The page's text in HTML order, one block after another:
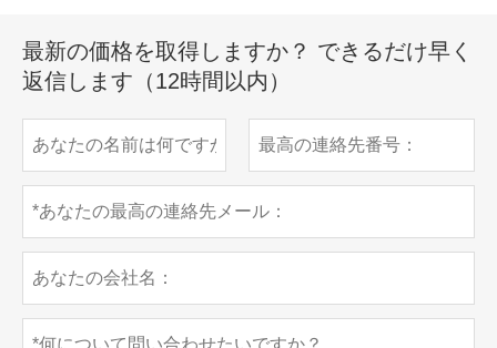
最新の価格を取得しますか？ できるだけ早く
返信します（12時間以内）